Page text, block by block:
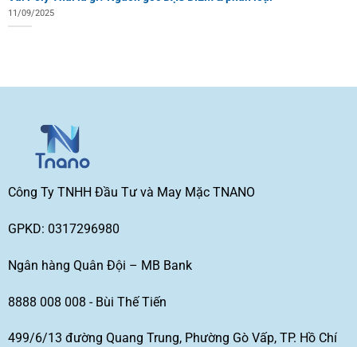
11/09/2025
Công Ty TNHH Đầu Tư và May Mặc TNANO
GPKD: 0317296980
Ngân hàng Quân Đội – MB Bank
8888 008 008 - Bùi Thế Tiến
499/6/13 đường Quang Trung, Phường Gò Vấp, TP. Hồ Chí